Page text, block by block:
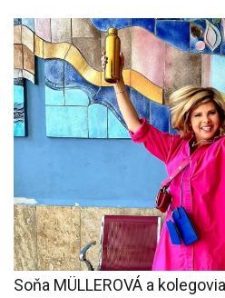
Soňa MÜLLEROVÁ a